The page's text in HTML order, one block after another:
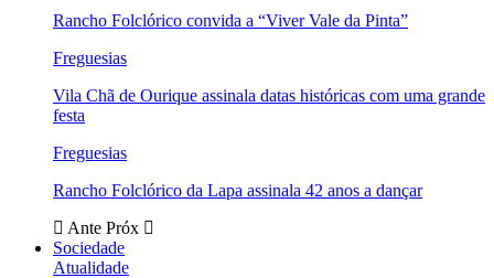
Rancho Folclórico convida a “Viver Vale da Pinta”
Freguesias
Vila Chã de Ourique assinala datas históricas com uma grande
festa
Freguesias
Rancho Folclórico da Lapa assinala 42 anos a dançar
Ante Próx
Sociedade
Atualidade